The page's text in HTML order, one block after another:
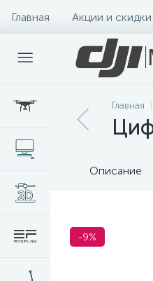
Главная Акции и скидки
Главная
Описание
-9%